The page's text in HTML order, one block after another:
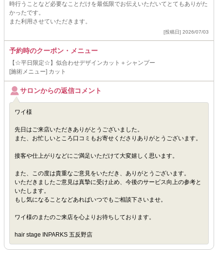
時行うことなど必要なことだけを最低限でお伝えいただいてとてもありがた
かったです。
また利用させていただきます。
[投稿日] 2026/07/03
予約時のクーポン・メニュー
【☆平日限定☆】似合わせデザインカット＋シャンプー
[施術メニュー] カット
サロンからの返信コメント
ワイ様
先日はご来店いただきありがとうございました。
また、お忙しいところ口コミもお寄せくださりありがとうございます。
接客や仕上がりなどにご満足いただけて大変嬉しく思います。
また、この度は貴重なご意見をいただき、ありがとうございます。
いただきましたご意見は真摯に受け止め、今後のサービス向上の参考と
いたします。
もし気になることなどあればいつでもご相談下さいませ。
ワイ様のまたのご来店を心よりお待ちしております。
hair stage INPARKS 五反野店